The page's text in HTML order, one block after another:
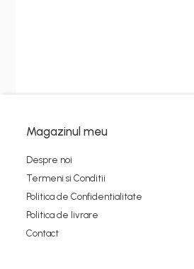
Magazinul meu
Despre noi
Termeni si Conditii
Politica de Confidentialitate
Politica de livrare
Contact